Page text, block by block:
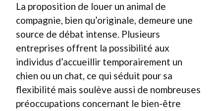
La proposition de louer un animal de
compagnie, bien qu’originale, demeure une
source de débat intense. Plusieurs
entreprises offrent la possibilité aux
individus d’accueillir temporairement un
chien ou un chat, ce qui séduit pour sa
flexibilité mais soulève aussi de nombreuses
préoccupations concernant le bien-être